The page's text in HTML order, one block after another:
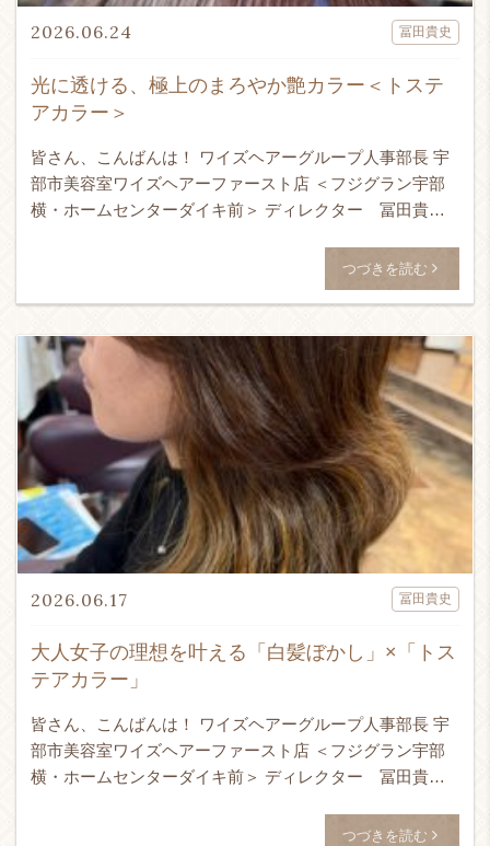
光に透ける、極上のまろやか艶カラー＜トステ
アカラー＞
2026.06.24 冨田貴史
皆さん、こんばんは！ ワイズヘアーグループ人事部長 宇
部市美容室ワイズヘアーファースト店 ＜フジグラン宇部
横・ホームセンターダイキ前＞ ディレクター 冨田貴史
つづきを読む
大人女子の理想を叶える「白髪ぼかし」×「トス
テアカラー」
2026.06.17 冨田貴史
皆さん、こんばんは！ ワイズヘアーグループ人事部長 宇
部市美容室ワイズヘアーファースト店 ＜フジグラン宇部
横・ホームセンターダイキ前＞ ディレクター 冨田貴史
つづきを読む